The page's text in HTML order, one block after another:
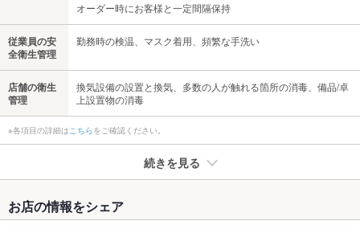
オーダー時にお客様と一定間隔保持
従業員の安
全衛生管理
勤務時の検温、マスク着用、頻繁な手洗い
店舗の衛生
管理
換気設備の設置と換気、多数の人が触れる箇所の消毒、備品/卓
上設置物の消毒
※各項目の詳細はこちらをご確認ください。
続きを見る
禁煙・喫煙
全席喫煙可
お店の情報をシェア